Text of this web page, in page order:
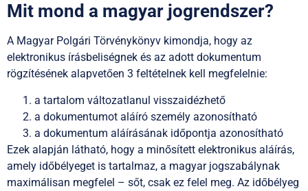
Mit mond a magyar jogrendszer?
A Magyar Polgári Törvénykönyv kimondja, hogy az
elektronikus írásbeliségnek és az adott dokumentum
rögzítésének alapvetően 3 feltételnek kell megfelelnie:
a tartalom változatlanul visszaidézhető
a dokumentumot aláíró személy azonosítható
a dokumentum aláírásának időpontja azonosítható
Ezek alapján látható, hogy a minősített elektronikus aláírás,
amely időbélyeget is tartalmaz, a magyar jogszabálynak
maximálisan megfelel – sőt, csak ez felel meg. Az időbélyeg